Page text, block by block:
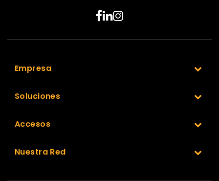
Empresa
Soluciones
Accesos
Nuestra Red